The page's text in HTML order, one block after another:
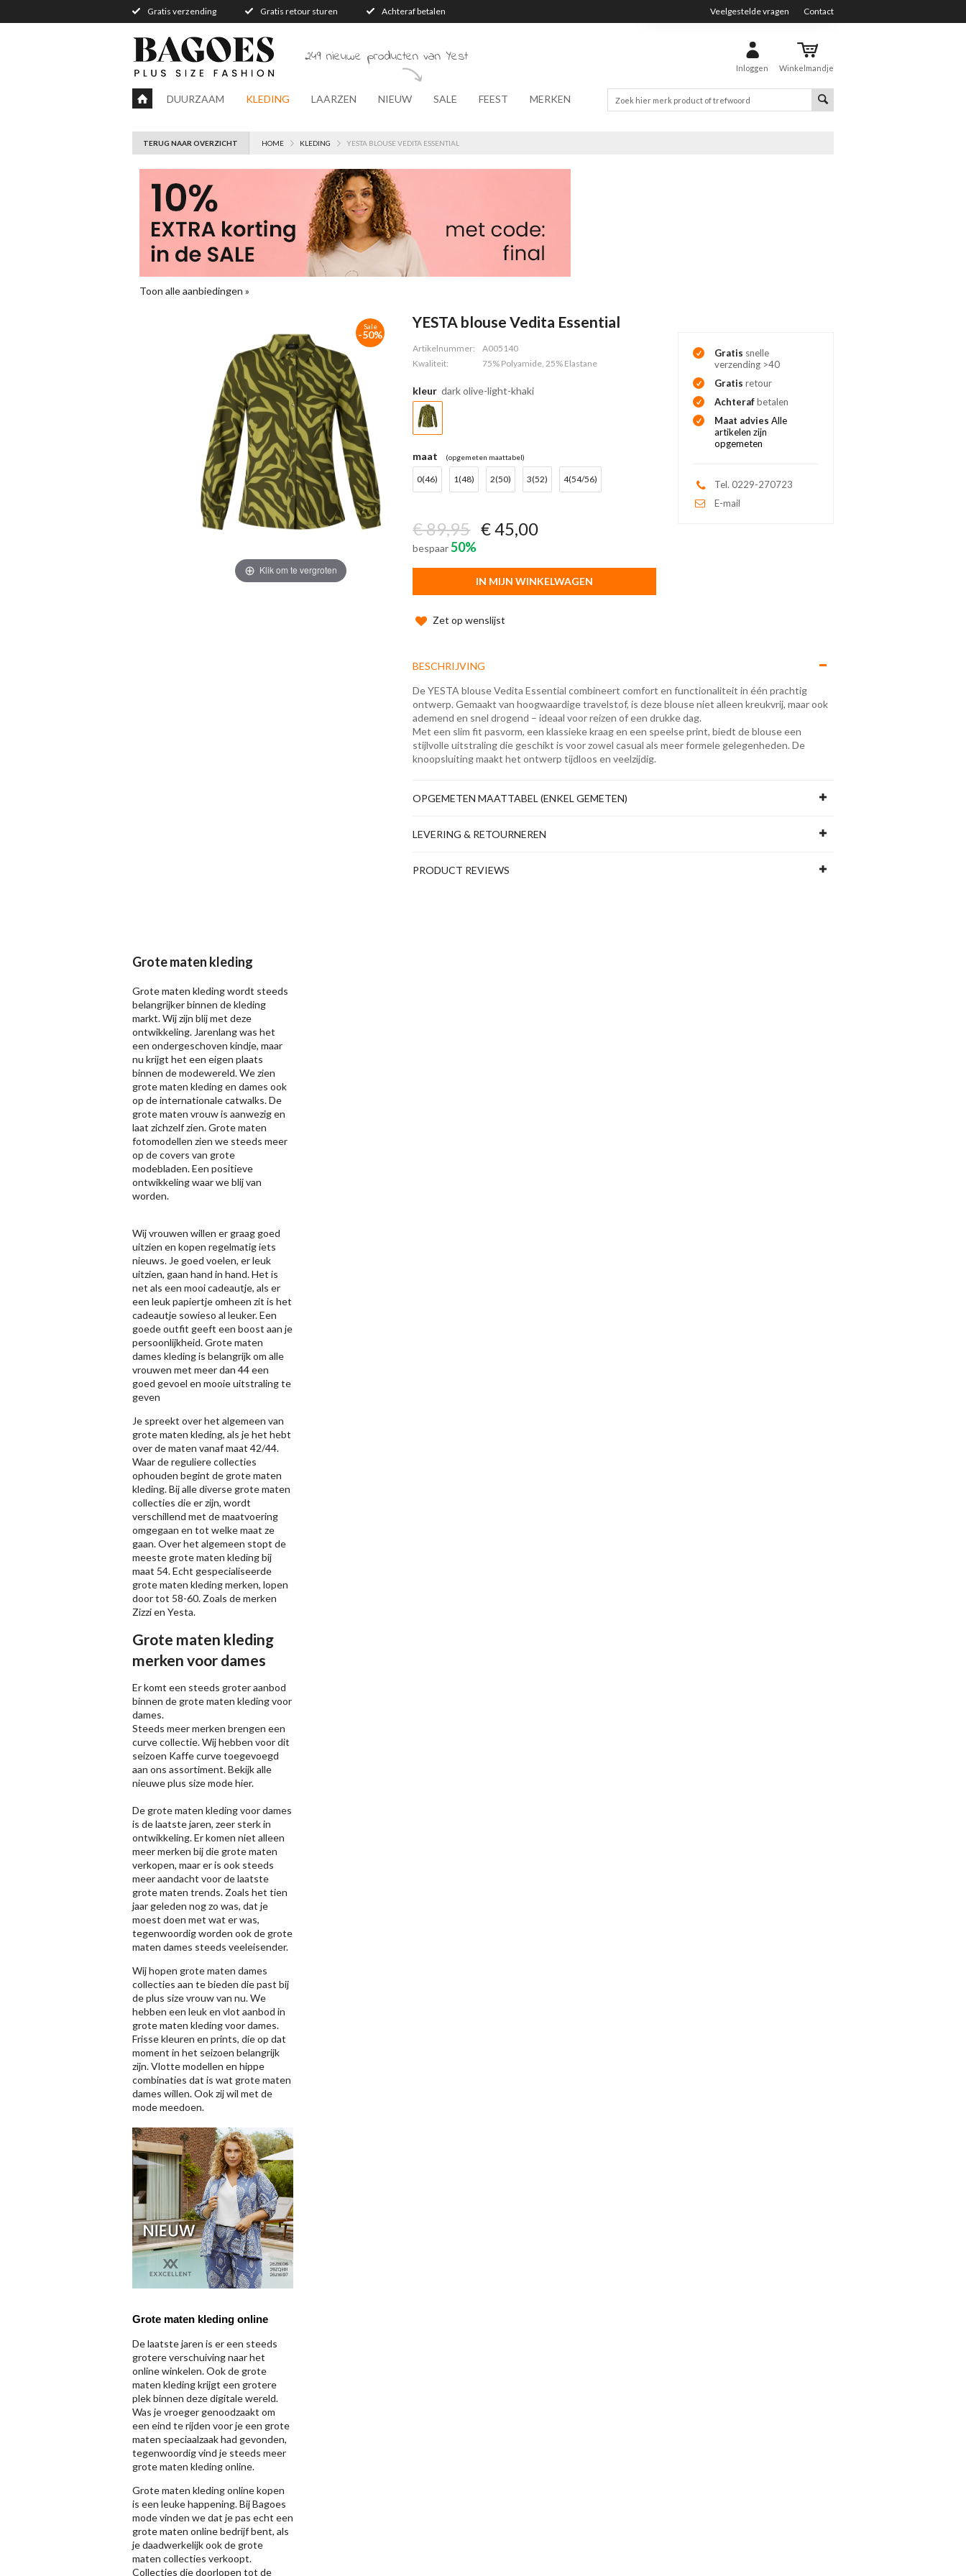
Gratis verzending Gratis retour sturen Achteraf betalen Veelgestelde vragen Contact
Inloggen Winkelmandje
249 nieuwe producten van Yest
DUURZAAM KLEDING LAARZEN NIEUW SALE FEEST MERKEN
TERUG NAAR OVERZICHT HOME KLEDING YESTA BLOUSE VEDITA ESSENTIAL
Toon alle aanbiedingen »
Klik om te vergroten
Sale
-50%
YESTA blouse Vedita Essential
Artikelnummer:
A005140
Kwaliteit:
75% Polyamide, 25% Elastane
kleur dark olive-light-khaki
maat (opgemeten maattabel)
0(46) 1(48) 2(50) 3(52) 4(54/56)
€ 89,95 € 45,00
bespaar50%
IN MIJN WINKELWAGEN
Zet op wenslijst
Gratis snelle
verzending >40
Gratis retour
Achterafbetalen
Maat adviesAlle
artikelen zijn
opgemeten
Tel. 0229-270723
E-mail
BESCHRIJVING
De YESTA blouse Vedita Essential combineert comfort en functionaliteit in één prachtig
ontwerp. Gemaakt van hoogwaardige travelstof, is deze blouse niet alleen kreukvrij, maar ook
ademend en snel drogend – ideaal voor reizen of een drukke dag.
Met een slim fit pasvorm, een klassieke kraag en een speelse print, biedt de blouse een
stijlvolle uitstraling die geschikt is voor zowel casual als meer formele gelegenheden. De
knoopsluiting maakt het ontwerp tijdloos en veelzijdig.
OPGEMETEN MAATTABEL (ENKEL GEMETEN)
LEVERING & RETOURNEREN
PRODUCT REVIEWS
Grote maten kleding
Grote maten kleding wordt steeds
belangrijker binnen de kleding
markt. Wij zijn blij met deze
ontwikkeling. Jarenlang was het
een ondergeschoven kindje, maar
nu krijgt het een eigen plaats
binnen de modewereld. We zien
grote maten kleding en dames ook
op de internationale catwalks. De
grote maten vrouw is aanwezig en
laat zichzelf zien. Grote maten
fotomodellen zien we steeds meer
op de covers van grote
modebladen. Een positieve
ontwikkeling waar we blij van
worden.
Wij vrouwen willen er graag goed
uitzien en kopen regelmatig iets
nieuws. Je goed voelen, er leuk
uitzien, gaan hand in hand. Het is
net als een mooi cadeautje, als er
een leuk papiertje omheen zit is het
cadeautje sowieso al leuker. Een
goede outfit geeft een boost aan je
persoonlijkheid. Grote maten
dames kleding is belangrijk om alle
vrouwen met meer dan 44 een
goed gevoel en mooie uitstraling te
geven
Je spreekt over het algemeen van
grote maten kleding, als je het hebt
over de maten vanaf maat 42/44.
Waar de reguliere collecties
ophouden begint de grote maten
kleding. Bij alle diverse grote maten
collecties die er zijn, wordt
verschillend met de maatvoering
omgegaan en tot welke maat ze
gaan. Over het algemeen stopt de
meeste grote maten kleding bij
maat 54. Echt gespecialiseerde
grote maten kleding merken, lopen
door tot 58-60. Zoals de merken
Zizzien Yesta.
Grote maten kleding
merken voor dames
Er komt een steeds groter aanbod
binnen de grote maten kleding voor
dames.
Steeds meer merken brengen een
curve collectie. Wij hebben voor dit
seizoen Kaffecurve toegevoegd
aan ons assortiment. Bekijk alle
nieuweplus size modehier.
De grote maten kleding voor dames
is de laatste jaren, zeer sterk in
ontwikkeling. Er komen niet alleen
meer merken bij die grote maten
verkopen, maar er is ook steeds
meer aandacht voor de laatste
grote maten trends. Zoals het tien
jaar geleden nog zo was, dat je
moest doen met wat er was,
tegenwoordig worden ook de grote
maten dames steeds veeleisender.
Wij hopen grote maten dames
collecties aan te bieden die past bij
de plus size vrouw van nu. We
hebben een leuk en vlot aanbod in
grote maten kleding voor dames.
Frisse kleuren en prints, die op dat
moment in het seizoen belangrijk
zijn. Vlotte modellen en hippe
combinaties dat is wat grote maten
dames willen. Ook zij wil met de
mode meedoen.
Grote maten kleding online
De laatste jaren is er een steeds
grotere verschuiving naar het
online winkelen. Ook de grote
maten kleding krijgt een grotere
plek binnen deze digitale wereld.
Was je vroeger genoodzaakt om
een eind te rijden voor je een grote
maten speciaalzaak had gevonden,
tegenwoordig vind je steeds meer
grote maten kleding online.
Grote maten kleding online kopen
is een leuke happening. Bij Bagoes
mode vinden we dat je pas echt een
grote maten online bedrijf bent, als
je daadwerkelijk ook de grote
maten collecties verkoopt.
Collecties die doorlopen tot de